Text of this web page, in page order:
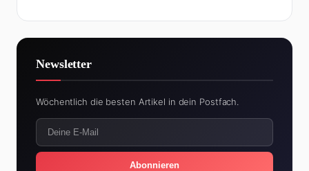
Newsletter
Wöchentlich die besten Artikel in dein Postfach.
Abonnieren